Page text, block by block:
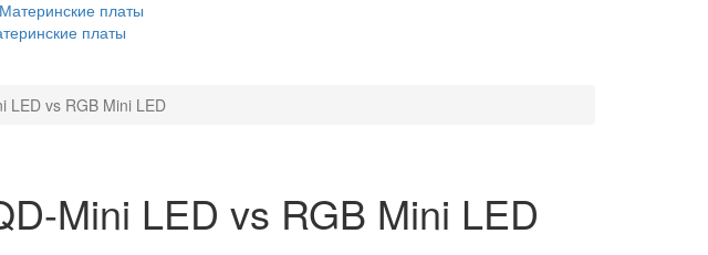
платы
LED vs RGB Mini LED
Mini LED vs RGB Mini LED